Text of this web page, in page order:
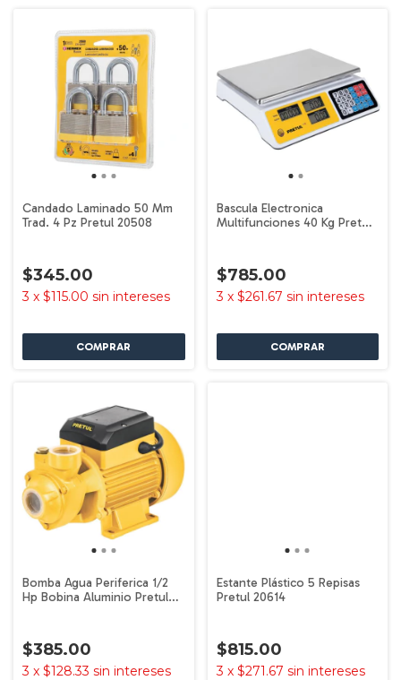
Candado Laminado 50 Mm
Trad. 4 Pz Pretul 20508
$345.00
3 x $115.00 sin intereses
Bascula Electronica
Multifunciones 40 Kg Pretul
$785.00
3 x $261.67 sin intereses
Bomba Agua Periferica 1/2
Hp Bobina Aluminio Pretul
$385.00
3 x $128.33 sin intereses
Estante Plástico 5 Repisas
Pretul 20614
$815.00
3 x $271.67 sin intereses